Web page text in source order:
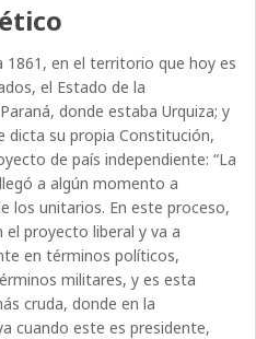
en el territorio que hoy es
el Estado de la
donde estaba Urquiza; y
dicta su propia Constitución,
de país independiente: “La
a algún momento a
los unitarios. En este proceso,
proyecto liberal y va a
en términos políticos,
militares, y es esta
cruda, donde en la
cuando este es presidente,